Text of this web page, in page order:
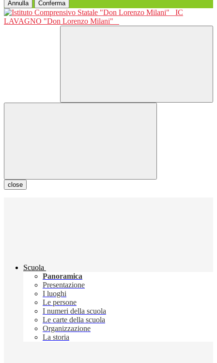
Annulla Conferma
IC
LAVAGNO "Don Lorenzo Milani"
close
Scuola
Panoramica
Presentazione
I luoghi
Le persone
I numeri della scuola
Le carte della scuola
Organizzazione
La storia